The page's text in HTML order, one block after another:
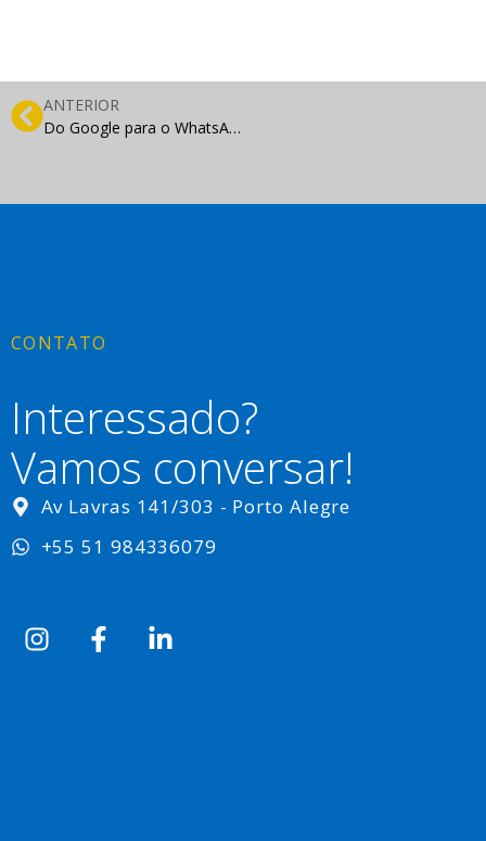
ANTERIOR
Do Google para o WhatsApp: como transformar tráfego orgânico em vendas
CONTATO
Interessado?
Vamos conversar!
Av Lavras 141/303 - Porto Alegre
+55 51 984336079